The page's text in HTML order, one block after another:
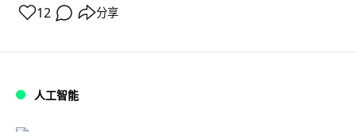
12 分享
人工智能